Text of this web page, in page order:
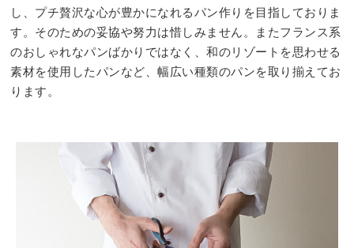
し、プチ贅沢な心が豊かになれるパン作りを目指しておりま
す。そのための妥協や努力は惜しみません。またフランス系
のおしゃれなパンばかりではなく、和のリゾートを思わせる
素材を使用したパンなど、幅広い種類のパンを取り揃えてお
ります。